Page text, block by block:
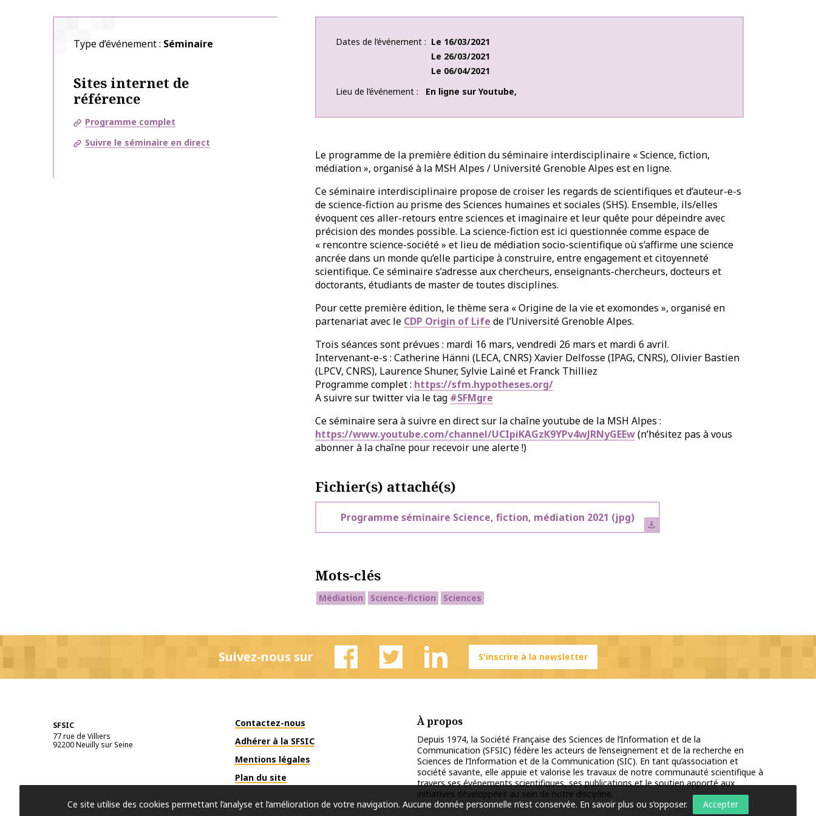
Type d’événement Séminaire
Sites internet de
référence
Programme complet
Suivre le séminaire en direct
Dates de l’événement Le 16/03/2021
Le 26/03/2021
Le 06/04/2021
Lieu de l’événement
En ligne sur Youtube,
Le programme de la première édition du séminaire interdisciplinaire « Science, fiction,
médiation », organisé à la MSH Alpes / Université Grenoble Alpes est en ligne.
Ce séminaire interdisciplinaire propose de croiser les regards de scientifiques et d’auteur-e-s
de science-fiction au prisme des Sciences humaines et sociales (SHS). Ensemble, ils/elles
évoquent ces aller-retours entre sciences et imaginaire et leur quête pour dépeindre avec
précision des mondes possible. La science-fiction est ici questionnée comme espace de
« rencontre science-société » et lieu de médiation socio-scientifique où s’affirme une science
ancrée dans un monde qu’elle participe à construire, entre engagement et citoyenneté
scientifique. Ce séminaire s’adresse aux chercheurs, enseignants-chercheurs, docteurs et
doctorants, étudiants de master de toutes disciplines.
Pour cette première édition, le thème sera « Origine de la vie et exomondes », organisé en
partenariat avec le CDP Origin of Life de l’Université Grenoble Alpes.
Trois séances sont prévues : mardi 16 mars, vendredi 26 mars et mardi 6 avril.
Intervenant-e-s : Catherine Hänni (LECA, CNRS) Xavier Delfosse (IPAG, CNRS), Olivier Bastien
(LPCV, CNRS), Laurence Shuner, Sylvie Lainé et Franck Thilliez
Programme complet : https://sfm.hypotheses.org/
A suivre sur twitter via le tag #SFMgre
Ce séminaire sera à suivre en direct sur la chaîne youtube de la MSH Alpes :
https://www.youtube.com/channel/UCIpiKAGzK9YPv4wJRNyGEEw(n’hésitez pas à vous
abonner à la chaîne pour recevoir une alerte !)
Fichier(s) attaché(s)
Programme séminaire Science, fiction, médiation 2021 (jpg)
Mots-clés
Médiation Science-fiction Sciences
Suivez-nous sur S'inscrire à la newsletter
SFSIC
77 rue de Villiers
92200Neuilly sur Seine
Contactez-nous
Adhérer à la SFSIC
Mentions légales
Plan du site
À propos
Depuis 1974, la Société Française des Sciences de l’Information et de la
Communication (SFSIC) fédère les acteurs de l’enseignement et de la recherche en
Sciences de l’Information et de la Communication (SIC). En tant qu’association et
société savante, elle appuie et valorise les travaux de notre communauté scientifique à
travers ses événements scientifiques, ses publications et le soutien apporté aux
initiatives développées au sein de notre discipline.
Ce site utilise des cookies permettant l’analyse et l’amélioration de votre navigation. Aucune donnée personnelle n’est conservée. En savoir plus ou s’opposer. Accepter